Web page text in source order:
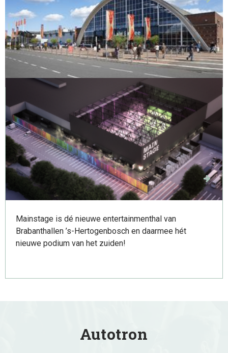
Brabanthallen ’s-Hertogenbosch is één van de grootste
beurzen- en evenementenlocaties van Nederland. Van
grote muziekfeesten tot Indoor Brabant: het gebeurt
hier!
Mainstage
Mainstage is dé nieuwe entertainmenthal van
Brabanthallen ’s-Hertogenbosch en daarmee hét
nieuwe podium van het zuiden!
Autotron